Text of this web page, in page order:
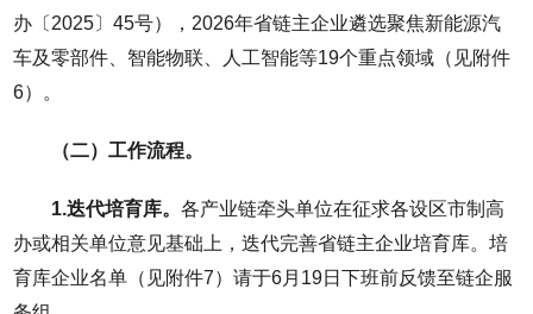
办〔2025〕45号），2026年省链主企业遴选聚焦新能源汽
车及零部件、智能物联、人工智能等19个重点领域（见附件
6）。
（二）工作流程。
1.迭代培育库。各产业链牵头单位在征求各设区市制高
办或相关单位意见基础上，迭代完善省链主企业培育库。培
育库企业名单（见附件7）请于6月19日下班前反馈至链企服